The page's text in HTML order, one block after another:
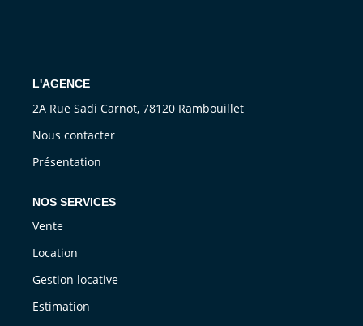
L'AGENCE
2A Rue Sadi Carnot, 78120 Rambouillet
Nous contacter
Présentation
NOS SERVICES
Vente
Location
Gestion locative
Estimation